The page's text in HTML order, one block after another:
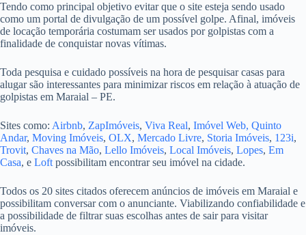
Tendo como principal objetivo evitar que o site esteja sendo usado
como um portal de divulgação de um possível golpe. Afinal, imóveis
de locação temporária costumam ser usados por golpistas com a
finalidade de conquistar novas vítimas.
Toda pesquisa e cuidado possíveis na hora de pesquisar casas para
alugar são interessantes para minimizar riscos em relação à atuação de
golpistas em Maraial – PE.
Sites como: Airbnb, ZapImóveis, Viva Real, Imóvel Web, Quinto
Andar, Moving Imóveis, OLX, Mercado Livre, Storia Imóveis, 123i,
Trovit, Chaves na Mão, Lello Imóveis, Local Imóveis, Lopes, Em
Casa, e Loft possibilitam encontrar seu imóvel na cidade.
Todos os 20 sites citados oferecem anúncios de imóveis em Maraial e
possibilitam conversar com o anunciante. Viabilizando confiabilidade e
a possibilidade de filtrar suas escolhas antes de sair para visitar
imóveis.